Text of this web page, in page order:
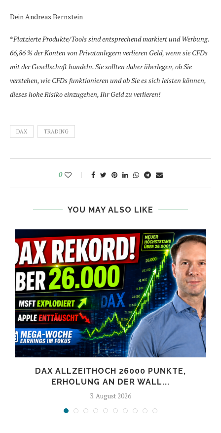
Dein Andreas Bernstein
*Platzierte Produkte/Tools sind entsprechend markiert und Werbung.
66,86 % der Konten von Privatanlegern verlieren Geld, wenn sie CFDs
mit der Gesellschaft handeln. Sie sollten daher überlegen, ob Sie
verstehen, wie CFDs funktionieren und ob Sie es sich leisten können,
dieses hohe Risiko einzugehen, Ihr Geld zu verlieren!
DAX TRADING
0
YOU MAY ALSO LIKE
DAX ALLZEITHOCH 26000 PUNKTE,
ERHOLUNG AN DER WALL...
3. August 2026